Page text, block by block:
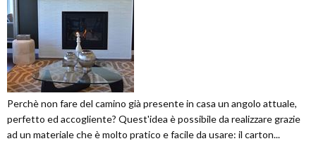
Perchè non fare del camino già presente in casa un angolo attuale,
perfetto ed accogliente? Quest'idea è possibile da realizzare grazie
ad un materiale che è molto pratico e facile da usare: il carton...